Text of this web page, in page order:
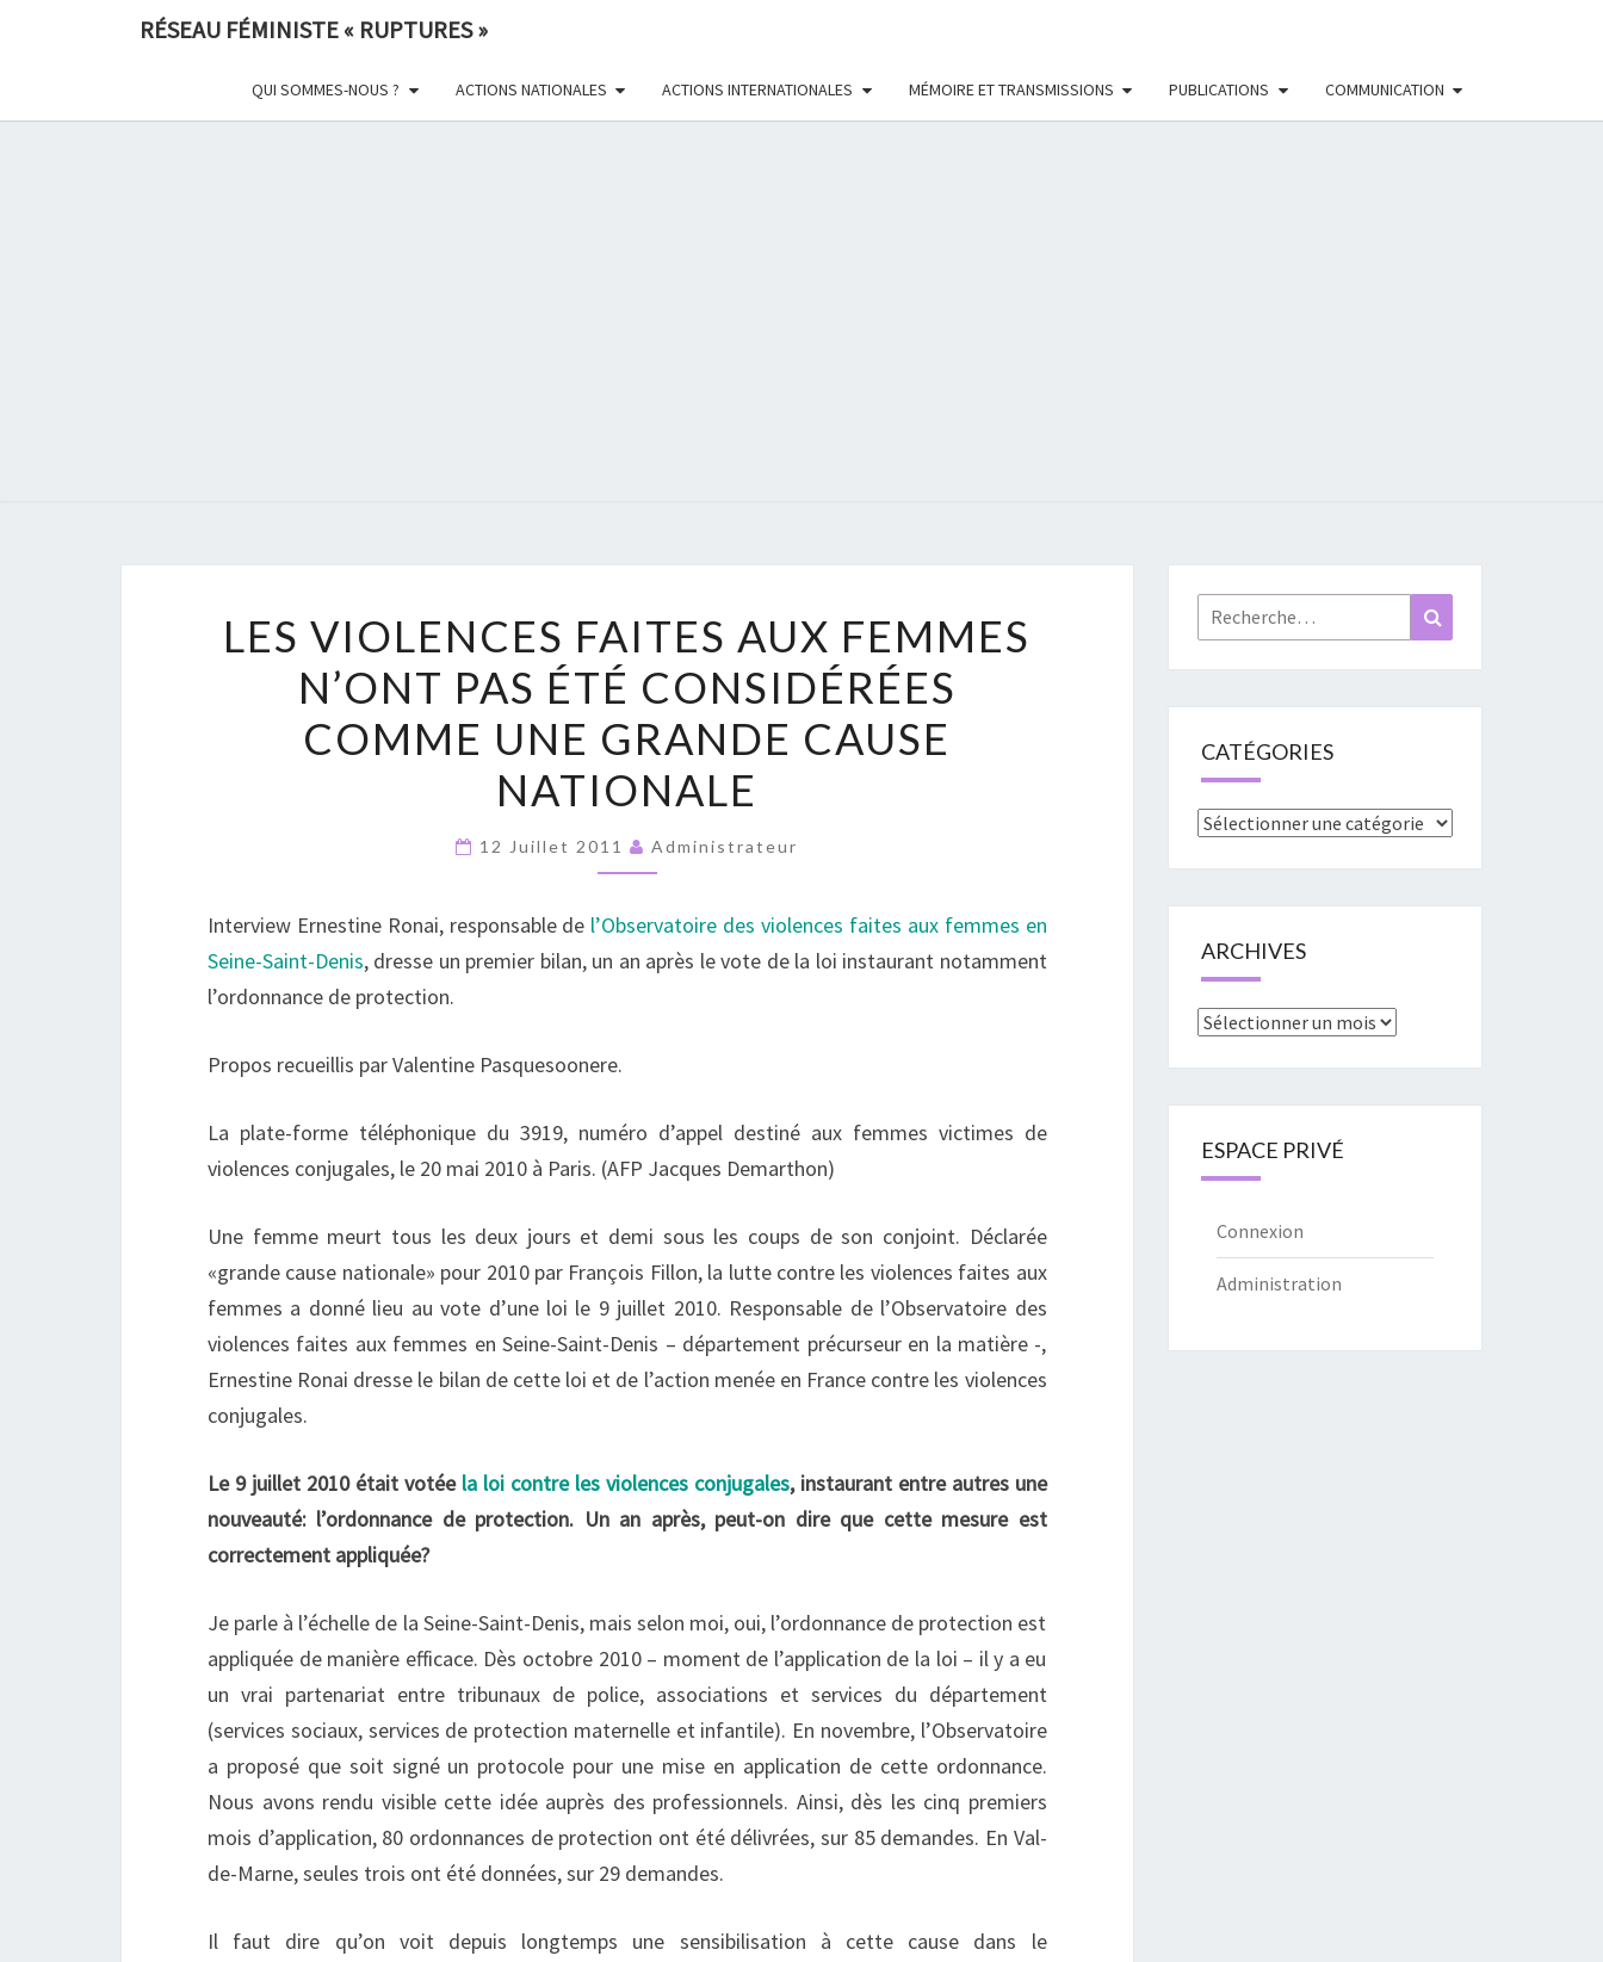
RÉSEAU FÉMINISTE « RUPTURES »
QUI SOMMES-NOUS ? ACTIONS NATIONALES ACTIONS INTERNATIONALES MÉMOIRE ET TRANSMISSIONS PUBLICATIONS COMMUNICATION
RUPTURES
VIOLENCES
FAITES
AUX
FEMMES
N’ONT
ÉTÉ
COMME
UNE
LES VIOLENCES FAITES AUX FEMMES
N’ONT PAS ÉTÉ CONSIDÉRÉES
COMME UNE GRANDE CAUSE
NATIONALE
12 Juillet 2011 Administrateur
Interview Ernestine Ronai, responsable de l’Observatoire des violences faites aux femmes en
Seine-Saint-Denis, dresse un premier bilan, un an après le vote de la loi instaurant notamment
l’ordonnance de protection.
Propos recueillis par Valentine Pasquesoonere.
La plate-forme téléphonique du 3919, numéro d’appel destiné aux femmes victimes de
violences conjugales, le 20 mai 2010 à Paris. (AFP Jacques Demarthon)
Une femme meurt tous les deux jours et demi sous les coups de son conjoint. Déclarée
«grande cause nationale» pour 2010 par François Fillon, la lutte contre les violences faites aux
femmes a donné lieu au vote d’une loi le 9 juillet 2010. Responsable de l’Observatoire des
violences faites aux femmes en Seine-Saint-Denis – département précurseur en la matière -,
Ernestine Ronai dresse le bilan de cette loi et de l’action menée en France contre les violences
conjugales.
Le 9 juillet 2010 était votée la loi contre les violences conjugales, instaurant entre autres une
nouveauté: l’ordonnance de protection. Un an après, peut-on dire que cette mesure est
correctement appliquée?
Je parle à l’échelle de la Seine-Saint-Denis, mais selon moi, oui, l’ordonnance de protection est
appliquée de manière efficace. Dès octobre 2010 – moment de l’application de la loi – il y a eu
un vrai partenariat entre tribunaux de police, associations et services du département
(services sociaux, services de protection maternelle et infantile). En novembre, l’Observatoire
a proposé que soit signé un protocole pour une mise en application de cette ordonnance.
Nous avons rendu visible cette idée auprès des professionnels. Ainsi, dès les cinq premiers
mois d’application, 80 ordonnances de protection ont été délivrées, sur 85 demandes. En Val-
de-Marne, seules trois ont été données, sur 29 demandes.
Il faut dire qu’on voit depuis longtemps une sensibilisation à cette cause dans le
Rechercher :
CATÉGORIES
Catégories
ARCHIVES
Archives
ESPACE PRIVÉ
Connexion
Administration